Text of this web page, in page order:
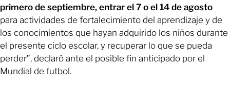
primero de septiembre, entrar el 7 o el 14 de agosto
para actividades de fortalecimiento del aprendizaje y de
los conocimientos que hayan adquirido los niños durante
el presente ciclo escolar, y recuperar lo que se pueda
perder”, declaró ante el posible fin anticipado por el
Mundial de futbol.